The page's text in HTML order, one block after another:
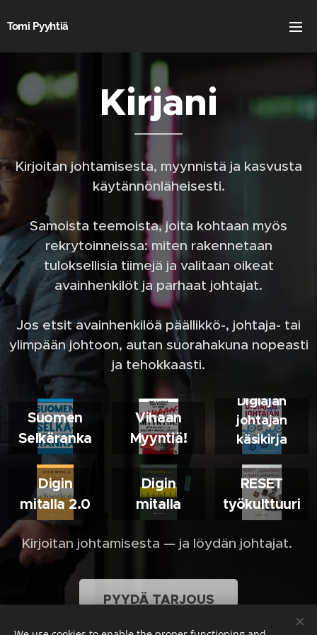
Tomi Pyyhtiä
Kirjani
Kirjoitan johtamisesta, myynnistä ja kasvusta
käytännönläheisesti.
Samoista teemoista, joita kohtaan myös
rekrytoinneissa: miten rakennetaan
tuloksellisia tiimejä ja valitaan oikeat
avainhenkilöt ja parhaat johtajat.
Jos etsit avainhenkilöä päällikkö-, johtaja- tai
ylimpään johtoon, autan suorahakuna nopeasti
ja tehokkaasti.
Suomen
Selkäranka
Vihaan
Myyntiä!
Digiajan
johtajan
käsikirja
Digin
mitalla 2.0
Digin
mitalla
RESET
työkulttuuri
Kirjoitan johtamisesta — ja löydän johtajat.
PYYDÄ TARJOUS